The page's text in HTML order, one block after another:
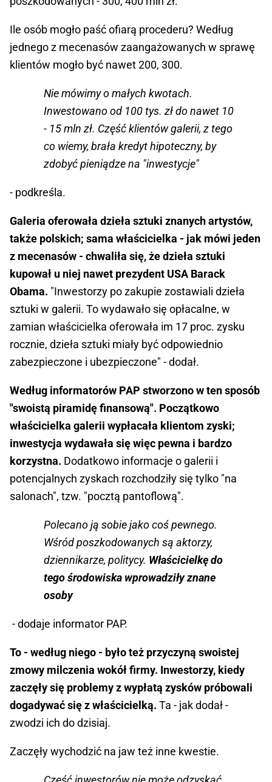
Ile osób mogło paść ofiarą procederu? Według
jednego z mecenasów zaangażowanych w sprawę
klientów mogło być nawet 200, 300.
Nie mówimy o małych kwotach.
Inwestowano od 100 tys. zł do nawet 10
- 15 mln zł. Część klientów galerii, z tego
co wiemy, brała kredyt hipoteczny, by
zdobyć pieniądze na "inwestycje"
- podkreśla.
Galeria oferowała dzieła sztuki znanych artystów,
także polskich; sama właścicielka - jak mówi jeden
z mecenasów - chwaliła się, że dzieła sztuki
kupował u niej nawet prezydent USA Barack
Obama. "Inwestorzy po zakupie zostawiali dzieła
sztuki w galerii. To wydawało się opłacalne, w
zamian właścicielka oferowała im 17 proc. zysku
rocznie, dzieła sztuki miały być odpowiednio
zabezpieczone i ubezpieczone" - dodał.
Według informatorów PAP stworzono w ten sposób
"swoistą piramidę finansową". Początkowo
właścicielka galerii wypłacała klientom zyski;
inwestycja wydawała się więc pewna i bardzo
korzystna. Dodatkowo informacje o galerii i
potencjalnych zyskach rozchodziły się tylko "na
salonach", tzw. "pocztą pantoflową".
Polecano ją sobie jako coś pewnego.
Wśród poszkodowanych są aktorzy,
dziennikarze, politycy. Właścicielkę do
tego środowiska wprowadziły znane
osoby
- dodaje informator PAP.
To - według niego - było też przyczyną swoistej
zmowy milczenia wokół firmy. Inwestorzy, kiedy
zaczęły się problemy z wypłatą zysków próbowali
dogadywać się z właścicielką. Ta - jak dodał -
zwodzi ich do dzisiaj.
Zaczęły wychodzić na jaw też inne kwestie.